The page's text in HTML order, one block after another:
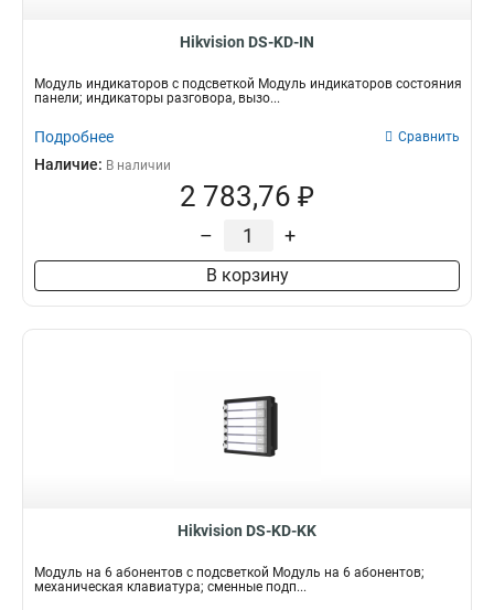
Hikvision DS-KD-IN
Модуль индикаторов с подсветкой Модуль индикаторов состояния
панели; индикаторы разговора, вызо...
Подробнее Сравнить
Наличие: В наличии
2 783,76 ₽
– +
В корзину
Hikvision DS-KD-KK
Модуль на 6 абонентов c подсветкой Модуль на 6 абонентов;
механическая клавиатура; сменные подп...